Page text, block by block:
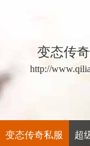
变态传
http://
变态传奇私服 超